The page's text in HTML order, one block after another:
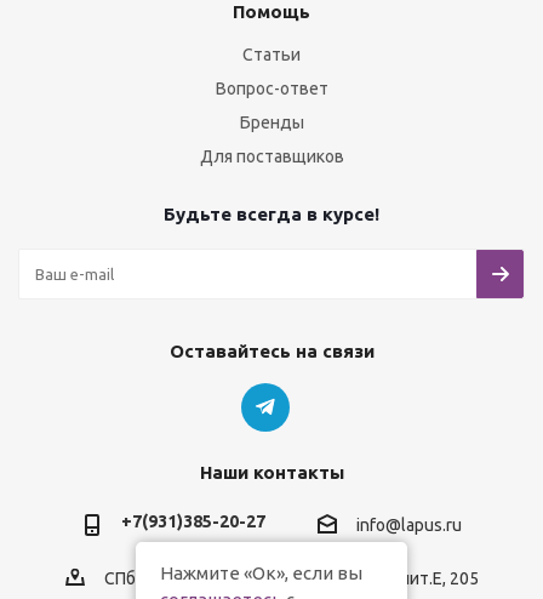
Помощь
Статьи
Вопрос-ответ
Бренды
Для поставщиков
Будьте всегда в курсе!
Оставайтесь на связи
Наши контакты
+7(931)385-20-27 info@lapus.ru
СПб, пр.Обуховской Обороны, д.116, лит.Е, 205
Нажмите «Ок», если вы